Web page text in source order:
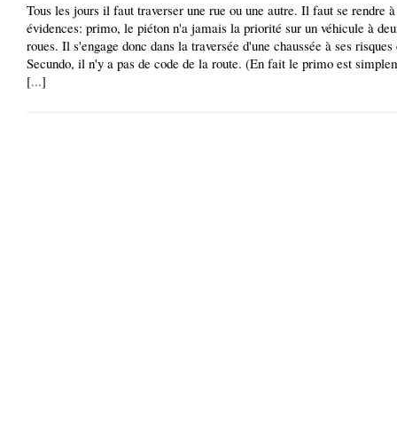
Tous les jours il faut traverser une rue ou une autre. Il faut se rendre
évidences: primo, le piéton n'a jamais la priorité sur un véhicule à
roues. Il s'engage donc dans la traversée d'une chaussée à ses
Secundo, il n'y a pas de code de la route. (En fait le primo est
[...]